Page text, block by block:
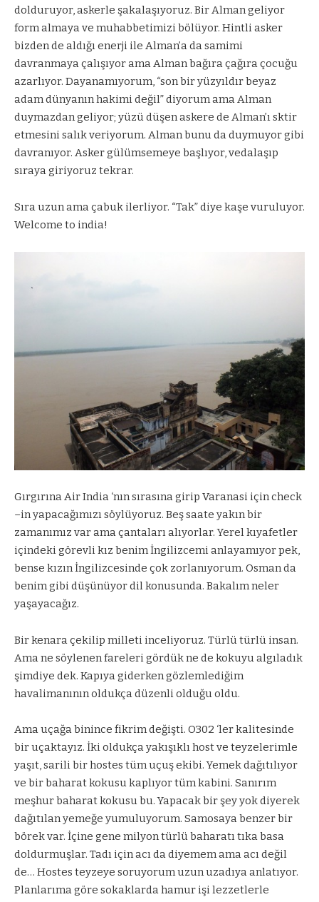
dolduruyor, askerle şakalaşıyoruz. Bir Alman geliyor
form almaya ve muhabbetimizi bölüyor. Hintli asker
bizden de aldığı enerji ile Alman’a da samimi
davranmaya çalışıyor ama Alman bağıra çağıra çocuğu
azarlıyor. Dayanamıyorum, “son bir yüzyıldır beyaz
adam dünyanın hakimi değil” diyorum ama Alman
duymazdan geliyor; yüzü düşen askere de Alman’ı sktir
etmesini salık veriyorum. Alman bunu da duymuyor gibi
davranıyor. Asker gülümsemeye başlıyor, vedalaşıp
sıraya giriyoruz tekrar.
Sıra uzun ama çabuk ilerliyor. “Tak” diye kaşe vuruluyor.
Welcome to india!
Gırgırına Air India ‘nın sırasına girip Varanasi için check
–in yapacağımızı söylüyoruz. Beş saate yakın bir
zamanımız var ama çantaları alıyorlar. Yerel kıyafetler
içindeki görevli kız benim İngilizcemi anlayamıyor pek,
bense kızın İngilizcesinde çok zorlanıyorum. Osman da
benim gibi düşünüyor dil konusunda. Bakalım neler
yaşayacağız.
Bir kenara çekilip milleti inceliyoruz. Türlü türlü insan.
Ama ne söylenen fareleri gördük ne de kokuyu algıladık
şimdiye dek. Kapıya giderken gözlemlediğim
havalimanının oldukça düzenli olduğu oldu.
Ama uçağa binince fikrim değişti. O302 ‘ler kalitesinde
bir uçaktayız. İki oldukça yakışıklı host ve teyzelerimle
yaşıt, sarili bir hostes tüm uçuş ekibi. Yemek dağıtılıyor
ve bir baharat kokusu kaplıyor tüm kabini. Sanırım
meşhur baharat kokusu bu. Yapacak bir şey yok diyerek
dağıtılan yemeğe yumuluyorum. Samosaya benzer bir
börek var. İçine gene milyon türlü baharatı tıka basa
doldurmuşlar. Tadı için acı da diyemem ama acı değil
de… Hostes teyzeye soruyorum uzun uzadıya anlatıyor.
Planlarıma göre sokaklarda hamur işi lezzetlerle